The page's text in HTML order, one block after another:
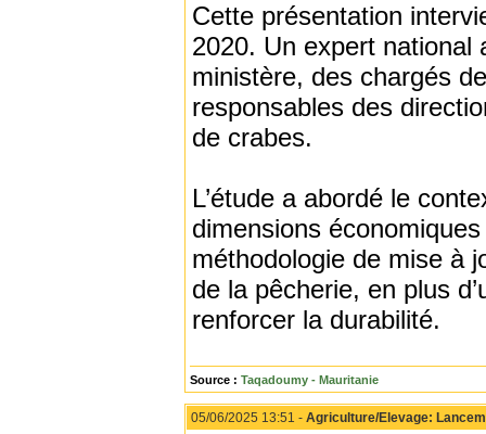
Cette présentation
2020. Un expert national
ministère, des chargés
responsables des
de crabes.
L’étude a abordé le
dimensions
méthodologie de mise à
de la pêcherie, en plus
renforcer la durabilité.
Source : Taqadoumy - Mauritanie
05/06/2025 13:51 - Agriculture/Elevage: